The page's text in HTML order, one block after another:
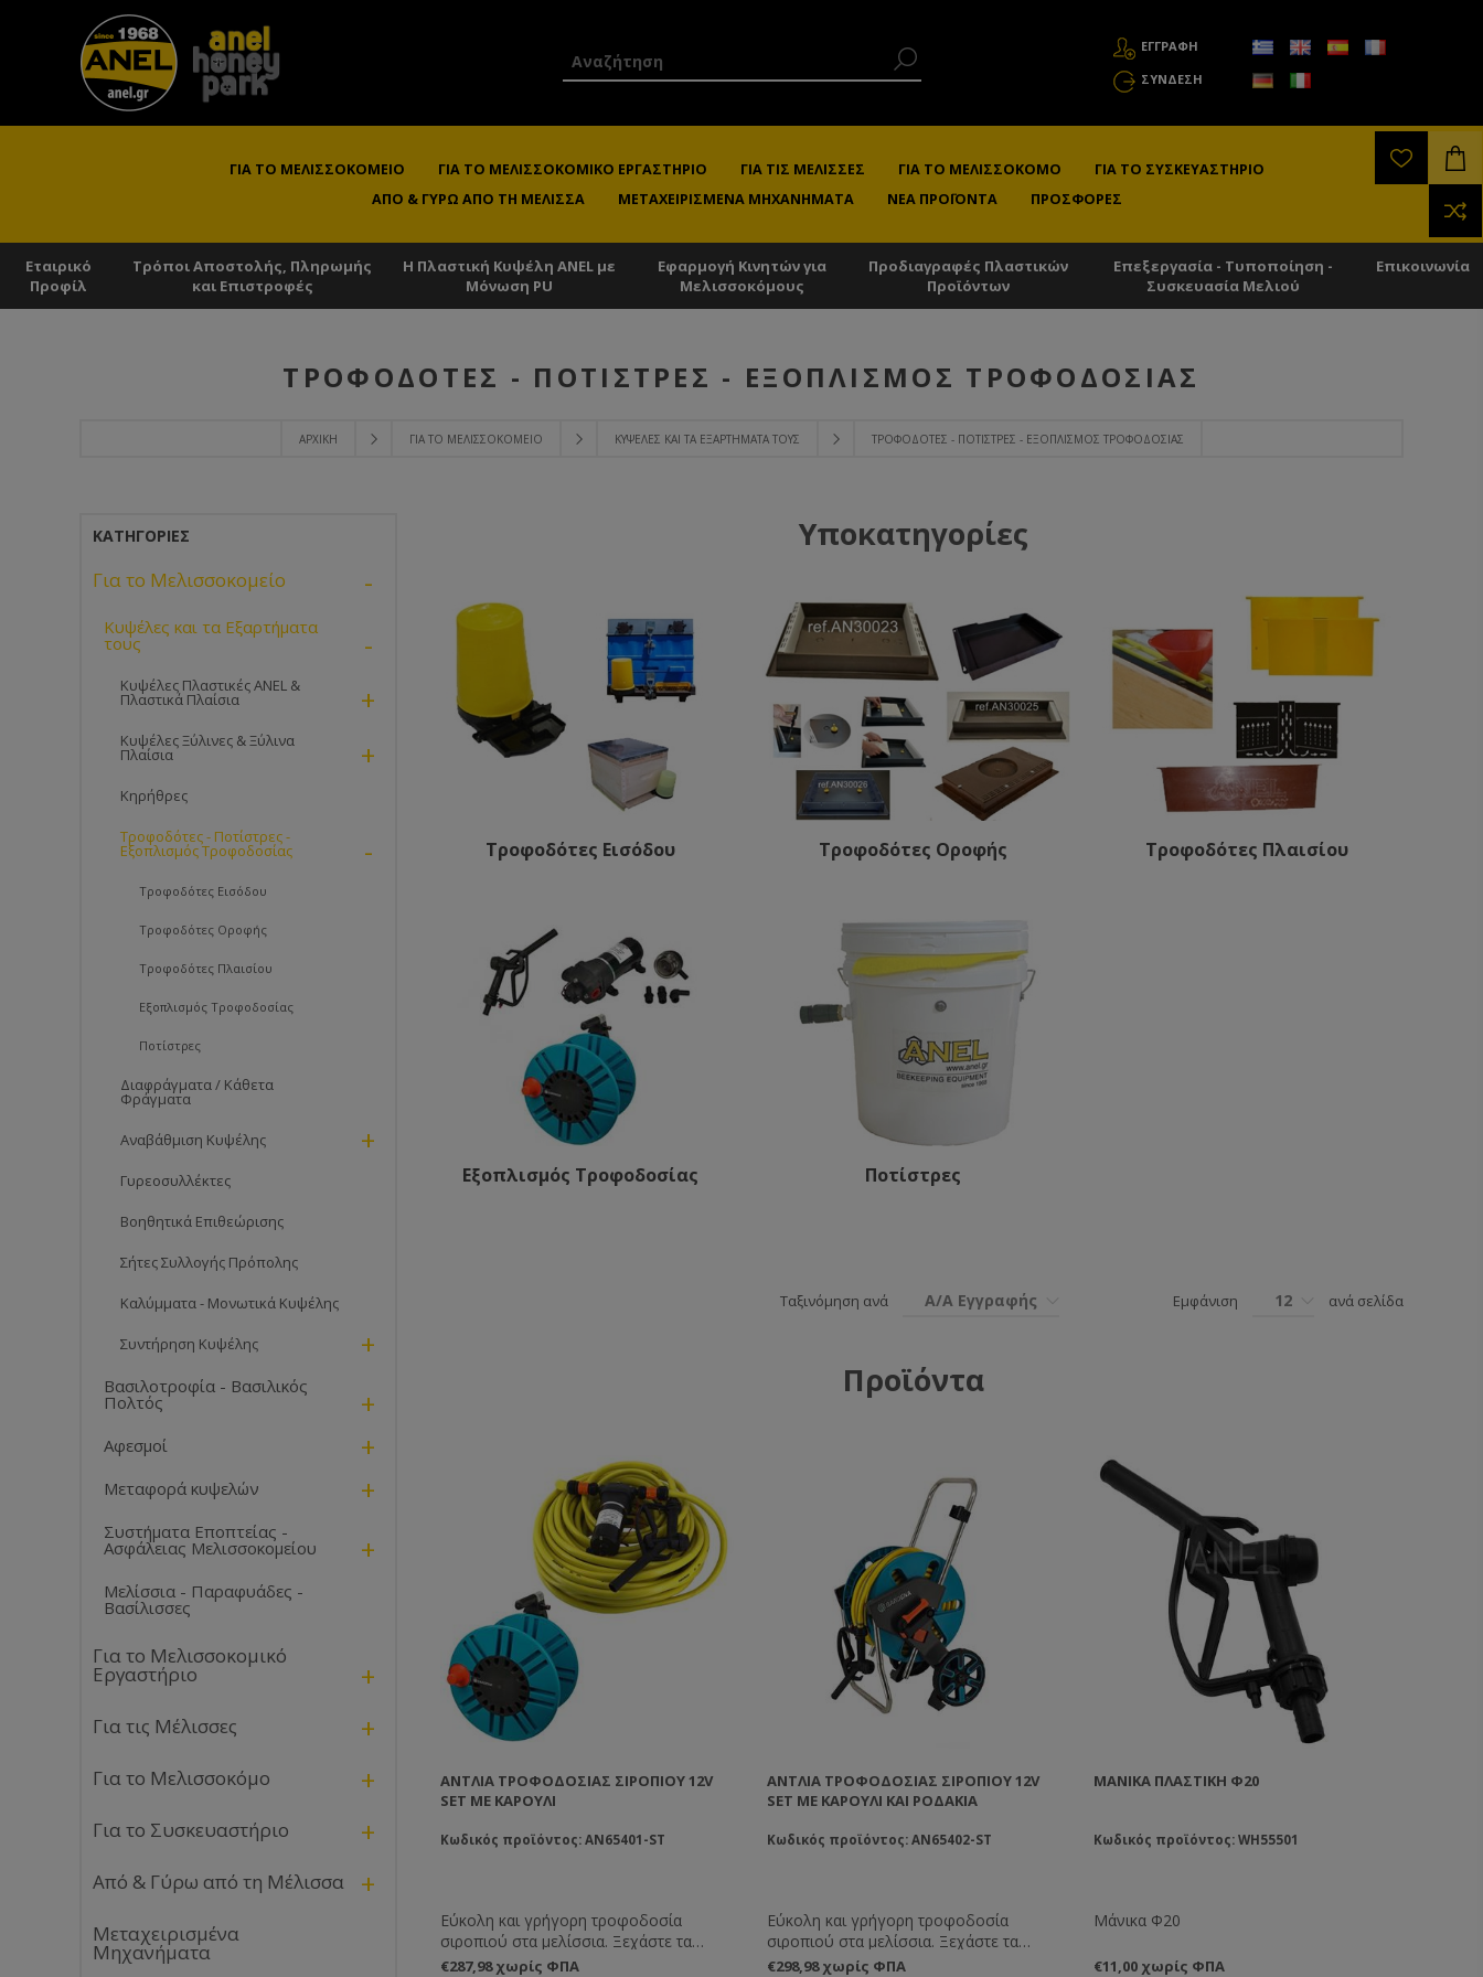
ΕΓΓΡΑΦΗ
ΣΎΝΔΕΣΗ
ΓΙΑ ΤΟ ΜΕΛΙΣΣΟΚΟΜΕΊΟ ΓΙΑ ΤΟ ΜΕΛΙΣΣΟΚΟΜΙΚΌ ΕΡΓΑΣΤΉΡΙΟ ΓΙΑ ΤΙΣ ΜΈΛΙΣΣΕΣ ΓΙΑ ΤΟ ΜΕΛΙΣΣΟΚΌΜΟ
ΓΙΑ ΤΟ ΣΥΣΚΕΥΑΣΤΉΡΙΟ
ΑΠΌ & ΓΎΡΩ ΑΠΌ ΤΗ ΜΈΛΙΣΣΑ
ΜΕΤΑΧΕΙΡΙΣΜΈΝΑ ΜΗΧΑΝΉΜΑΤΑ ΝΈΑ ΠΡΟΪΌΝΤΑ ΠΡΟΣΦΟΡΈΣ
Εταιρικό
Προφίλ
Τρόποι Αποστολής, Πληρωμής
και Επιστροφές
Η Πλαστική Κυψέλη ANEL με
Μόνωση PU
Εφαρμογή Κινητών για
Μελισσοκόμους
Προδιαγραφές Πλαστικών
Προϊόντων
Επεξεργασία - Τυποποίηση -
Συσκευασία Μελιού
Επικοινωνία
ΑΡΧΙΚΉ ΓΙΑ ΤΟ ΜΕΛΙΣΣΟΚΟΜΕΊΟ ΚΥΨΈΛΕΣ ΚΑΙ ΤΑ ΕΞΑΡΤΉΜΑΤΑ ΤΟΥΣ ΤΡΟΦΟΔΌΤΕΣ - ΠΟΤΊΣΤΡΕΣ - ΕΞΟΠΛΙΣΜΌΣ ΤΡΟΦΟΔΟΣΊΑΣ
ΤΡΟΦΟΔΌΤΕΣ - ΠΟΤΊΣΤΡΕΣ - ΕΞΟΠΛΙΣΜΌΣ ΤΡΟΦΟΔΟΣΊΑΣ
Υποκατηγορίες
Τροφοδότες Εισόδου Τροφοδότες Οροφής Τροφοδότες Πλαισίου
Εξοπλισμός Τροφοδοσίας Ποτίστρες
Ταξινόμηση ανά Α/Α Εγγραφής Εμφάνιση 12 ανά σελίδα
Προϊόντα
ΑΝΤΛΊΑ ΤΡΟΦΟΔΟΣΊΑΣ ΣΙΡΟΠΙΟΎ 12V
SET ΜΕ ΚΑΡΟΎΛΙ
Κωδικός προϊόντος: AN65401-ST
Εύκολη και γρήγορη τροφοδοσία
σιροπιού στα μελίσσια. Ξεχάστε τα
χυμένα σιρόπια και το κουβάλημα των
€287,98 χωρίς ΦΠΑ
ΑΝΤΛΊΑ ΤΡΟΦΟΔΟΣΊΑΣ ΣΙΡΟΠΙΟΎ 12V
SET ΜΕ ΚΑΡΟΎΛΙ ΚΑΙ ΡΟΔΆΚΙΑ
Κωδικός προϊόντος: AN65402-ST
Εύκολη και γρήγορη τροφοδοσία
σιροπιού στα μελίσσια. Ξεχάστε τα
χυμένα σιρόπια και το κουβάλημα των
€298,98 χωρίς ΦΠΑ
ΜΆΝΙΚΑ ΠΛΑΣΤΙΚΉ Φ20
Κωδικός προϊόντος: WH55501
Μάνικα Φ20
€11,00 χωρίς ΦΠΑ
ΚΑΤΗΓΟΡΊΕΣ
Για το Μελισσοκομείο -
Κυψέλες και τα Εξαρτήματα
τους -
Κυψέλες Πλαστικές ANEL &
Πλαστικά Πλαίσια +
Κυψέλες Ξύλινες & Ξύλινα
Πλαίσια +
Κηρήθρες
Τροφοδότες - Ποτίστρες -
Εξοπλισμός Τροφοδοσίας -
Τροφοδότες Εισόδου
Τροφοδότες Οροφής
Τροφοδότες Πλαισίου
Εξοπλισμός Τροφοδοσίας
Ποτίστρες
Διαφράγματα / Κάθετα
Φράγματα
Αναβάθμιση Κυψέλης +
Γυρεοσυλλέκτες
Βοηθητικά Επιθεώρισης
Σήτες Συλλογής Πρόπολης
Καλύμματα - Μονωτικά Κυψέλης
Συντήρηση Κυψέλης +
Βασιλοτροφία - Βασιλικός
Πολτός +
Αφεσμοί +
Μεταφορά κυψελών +
Συστήματα Εποπτείας -
Ασφάλειας Μελισσοκομείου +
Μελίσσια - Παραφυάδες -
Βασίλισσες
Για το Μελισσοκομικό
Εργαστήριο +
Για τις Μέλισσες +
Για το Μελισσοκόμο +
Για το Συσκευαστήριο +
Από & Γύρω από τη Μέλισσα +
Μεταχειρισμένα
Μηχανήματα